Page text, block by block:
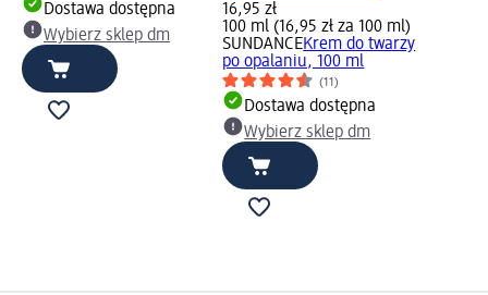
Dostawa dostępna
Wybierz sklep dm
16,95 zł
100 ml (16,95 zł za 100 ml)
SUNDANCEKrem do twarzy
po opalaniu, 100 ml
(11)
Dostawa dostępna
Wybierz sklep dm